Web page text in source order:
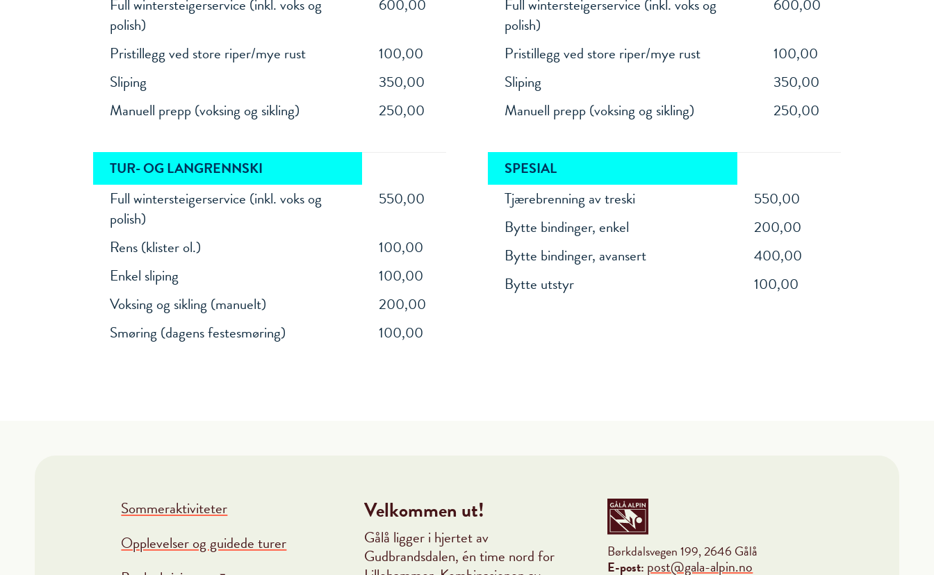
Full wintersteigerservice (inkl. voks og
polish)
600,00
Pristillegg ved store riper/mye rust
100,00
Sliping
350,00
Manuell prepp (voksing og sikling)
250,00
TUR- OG LANGRENNSKI
TUR- OG LANGRENNSKI
Full wintersteigerservice (inkl. voks og
polish)
550,00
Rens (klister ol.)
100,00
Enkel sliping
100,00
Voksing og sikling (manuelt)
200,00
Smøring (dagens festesmøring)
100,00
Full wintersteigerservice (inkl. voks og
polish)
600,00
Pristillegg ved store riper/mye rust
100,00
Sliping
350,00
Manuell prepp (voksing og sikling)
250,00
SPESIAL
SPESIAL
Tjærebrenning av treski
550,00
Bytte bindinger, enkel
200,00
Bytte bindinger, avansert
400,00
Bytte utstyr
100,00
Sommeraktiviteter
Opplevelser og guidede turer
Velkommen ut!
Gålå ligger i hjertet av
Gudbrandsdalen, én time nord for
Børkdalsvegen 199, 2646 Gålå
E-post: post@gala-alpin.no